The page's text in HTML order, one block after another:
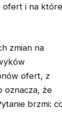
ofert i na które
zmian na
ofert, z
oznacza, że
brzmi: